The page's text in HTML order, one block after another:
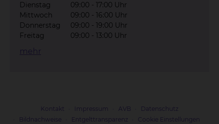
Dienstag
09:00 - 17:00 Uhr
Mittwoch
09:00 - 16:00 Uhr
Donnerstag
09:00 - 19:00 Uhr
Freitag
09:00 - 13:00 Uhr
mehr
Kontakt Impressum AVB
Datenschutz
Bildnachweise
Entgelttransparenz Cookie Einstellungen